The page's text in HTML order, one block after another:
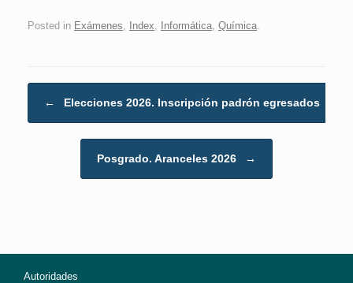
Posted in Exámenes, Index, Informática, Química.
← Elecciones 2026. Inscripción padrón egresados
Posgrado. Aranceles 2026 →
Autoridades